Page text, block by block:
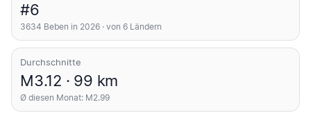
#6
3634 Beben in 2026 · von 6 Ländern
Durchschnitte
M3.12 · 99 km
Ø diesen Monat: M2.99